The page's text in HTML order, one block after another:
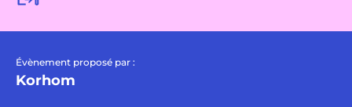
Évènement proposé par :
Korhom